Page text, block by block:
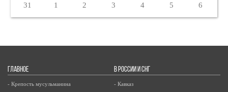
31 1 2 3 4 5 6
ГЛАВНОЕ
- Крепость мусульманина
В РОССИИ И СНГ
- Кавказ